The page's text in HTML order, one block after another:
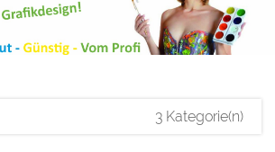
3 Kategorie(n)